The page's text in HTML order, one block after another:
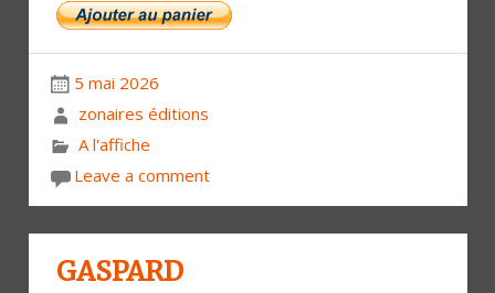
5 mai 2026
zonaires éditions
A l'affiche
Leave a comment
GASPARD